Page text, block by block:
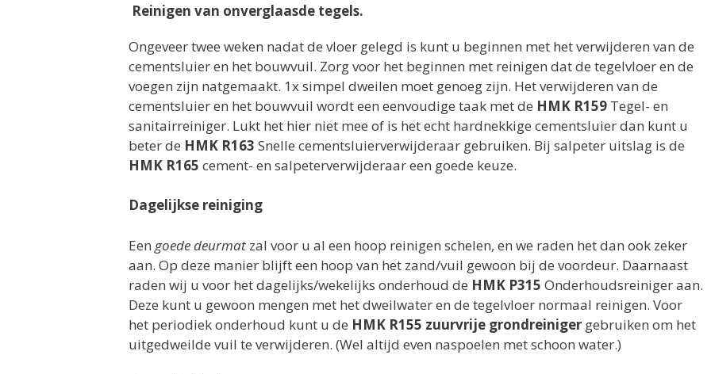
Reinigen van onverglaasde tegels.
Ongeveer twee weken nadat de vloer gelegd is kunt u beginnen met het verwijderen van de
cementsluier en het bouwvuil. Zorg voor het beginnen met reinigen dat de tegelvloer en de
voegen zijn natgemaakt. 1x simpel dweilen moet genoeg zijn. Het verwijderen van de
cementsluier en het bouwvuil wordt een eenvoudige taak met de HMK R159 Tegel- en
sanitairreiniger. Lukt het hier niet mee of is het echt hardnekkige cementsluier dan kunt u
beter de HMK R163 Snelle cementsluierverwijderaar gebruiken. Bij salpeter uitslag is de
HMK R165 cement- en salpeterverwijderaar een goede keuze.
Dagelijkse reiniging
Een goede deurmat zal voor u al een hoop reinigen schelen, en we raden het dan ook zeker
aan. Op deze manier blijft een hoop van het zand/vuil gewoon bij de voordeur. Daarnaast
raden wij u voor het dagelijks/wekelijks onderhoud de HMK P315 Onderhoudsreiniger aan.
Deze kunt u gewoon mengen met het dweilwater en de tegelvloer normaal reinigen. Voor
het periodiek onderhoud kunt u de HMK R155 zuurvrije grondreiniger gebruiken om het
uitgedweilde vuil te verwijderen. (Wel altijd even naspoelen met schoon water.)